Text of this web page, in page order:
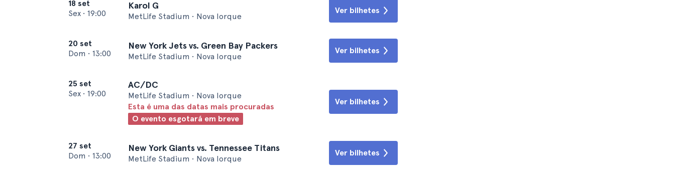
18 set
Sex • 19:00
Karol G
MetLife Stadium • Nova Iorque
Ver bilhetes
20 set
Dom • 13:00
New York Jets vs. Green Bay Packers
MetLife Stadium • Nova Iorque
Ver bilhetes
25 set
Sex • 19:00
AC/DC
MetLife Stadium • Nova Iorque
Esta é uma das datas mais procuradas
O evento esgotará em breve
Ver bilhetes
27 set
Dom • 13:00
New York Giants vs. Tennessee Titans
MetLife Stadium • Nova Iorque
Ver bilhetes